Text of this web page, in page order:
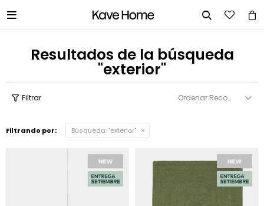
 
Resultados de la búsqueda
"exterior"
Recomendados
Filtrando por: Búsqueda: "exterior"